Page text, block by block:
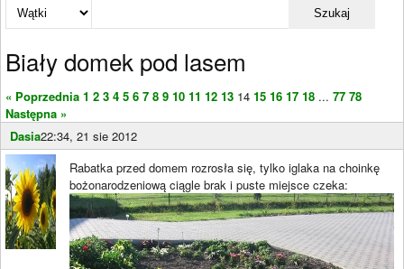
Szukaj
Biały domek pod lasem
« Poprzednia 1 2 3 4 5 6 7 8 9 10 11 12 13 14 15 16 17 18 ... 77 78
Następna »
Dasia22:34, 21 sie 2012
Rabatka przed domem rozrosła się, tylko iglaka na choinkę
bożonarodzeniową ciągle brak i puste miejsce czeka: